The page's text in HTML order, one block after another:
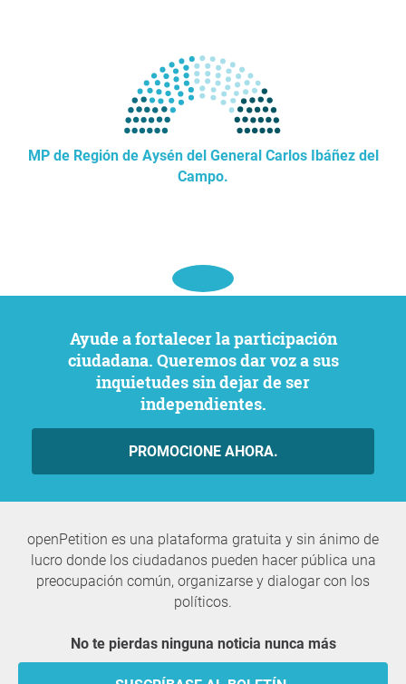
MP de Región de Aysén del General Carlos Ibáñez del
Campo.
Ayude a fortalecer la participación
ciudadana. Queremos dar voz a sus
inquietudes sin dejar de ser
independientes.
PROMOCIONE AHORA.
openPetition es una plataforma gratuita y sin ánimo de
lucro donde los ciudadanos pueden hacer pública una
preocupación común, organizarse y dialogar con los
políticos.
No te pierdas ninguna noticia nunca más